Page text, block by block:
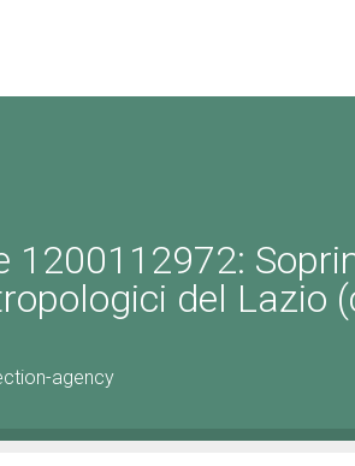
1200112972:
del Lazio
agency